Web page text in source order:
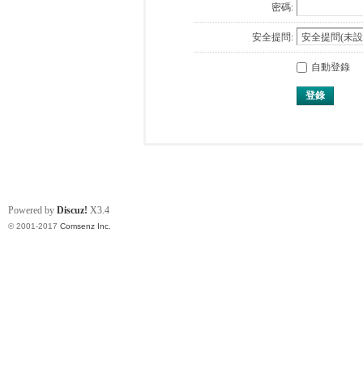
密碼:
安全提問:
自動登錄
登錄
Powered by Discuz! X3.4
© 2001-2017 Comsenz Inc.